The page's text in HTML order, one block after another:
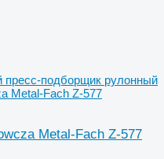
пресс-подборщик рулонный
Metal-Fach Z-577
Metal-Fach Z-577